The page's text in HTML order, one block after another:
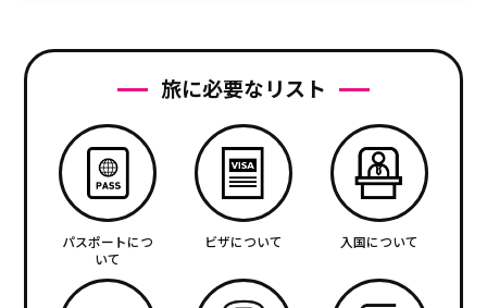
旅に必要なリスト
パスポートにつ
いて
ビザについて 入国について